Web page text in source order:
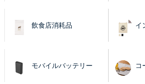
飲食店消耗品 イ
モバイルバッテリー コ